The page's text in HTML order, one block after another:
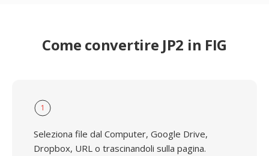
Come convertire JP2 in FIG
1
Seleziona file dal Computer, Google Drive,
Dropbox, URL o trascinandoli sulla pagina.